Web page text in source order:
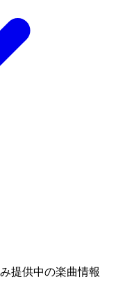
提供中の楽曲情報